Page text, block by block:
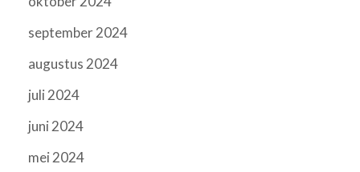
september 2024
augustus 2024
juli 2024
juni 2024
mei 2024